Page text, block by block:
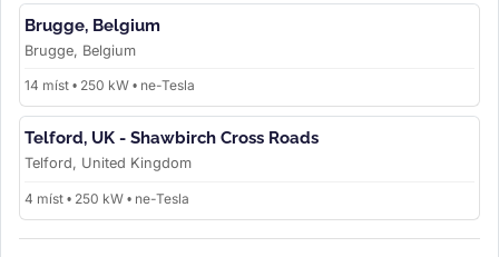
Brugge, Belgium
Brugge, Belgium
14 míst • 250 kW • ne-Tesla
Telford, UK - Shawbirch Cross Roads
Telford, United Kingdom
4 míst • 250 kW • ne-Tesla